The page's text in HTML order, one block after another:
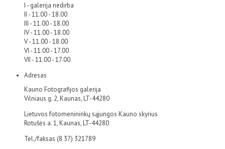
I - galerija nedirba
II - 11.00 - 18.00
III - 11.00 - 18.00
IV - 11.00 - 18.00
V - 11.00 - 18.00
VI - 11.00 - 17.00
VII - 11.00 - 17.00
Adresas
Kauno Fotografijos galerija
Vilniaus g. 2, Kaunas, LT-44280
Lietuvos fotomenininkų sąjungos Kauno skyrius
Rotušės a. 1, Kaunas, LT-44280
Tel./faksas (8 37) 321789